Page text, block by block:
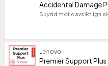
Accidental Damage
Lenovo
Premier Support Plus